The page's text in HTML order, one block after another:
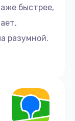
быстрее,
разумной.